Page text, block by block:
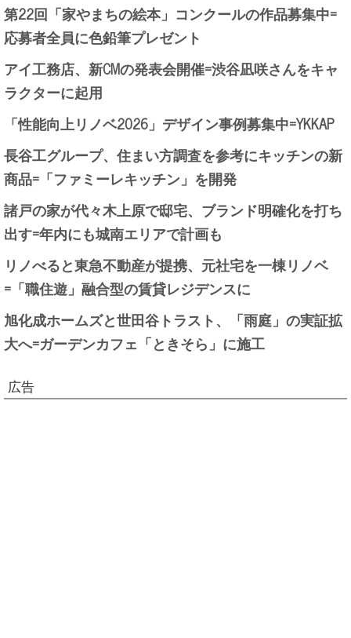
第22回「家やまちの絵本」コンクールの作品募集中=
応募者全員に色鉛筆プレゼント
アイ工務店、新CMの発表会開催=渋谷凪咲さんをキャ
ラクターに起用
「性能向上リノベ2026」デザイン事例募集中=YKKAP
長谷工グループ、住まい方調査を参考にキッチンの新
商品=「ファミーレキッチン」を開発
諸戸の家が代々木上原で邸宅、ブランド明確化を打ち
出す=年内にも城南エリアで計画も
リノべると東急不動産が提携、元社宅を一棟リノベ
=「職住遊」融合型の賃貸レジデンスに
旭化成ホームズと世田谷トラスト、「雨庭」の実証拡
大へ=ガーデンカフェ「ときそら」に施工
広告